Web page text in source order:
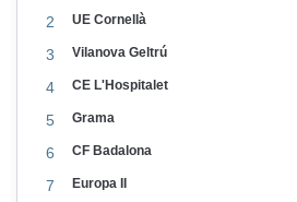
2 UE Cornellà
3 Vilanova Geltrú
4 CE L'Hospitalet
5 Grama
6 CF Badalona
7 Europa II